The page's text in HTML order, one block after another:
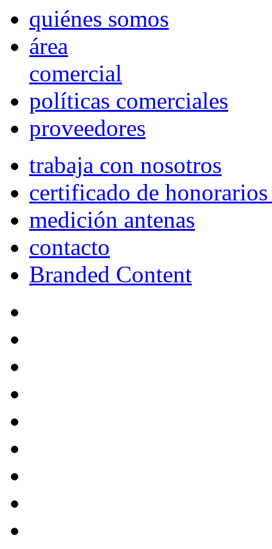
quiénes somos
área
comercial
políticas comerciales
proveedores
trabaja con nosotros
certificado de
medición antenas
contacto
Branded Content